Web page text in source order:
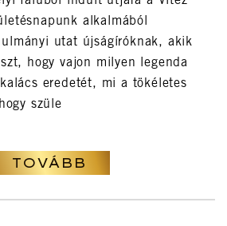
alkalmából
utat újságíróknak, akik
hogy vajon milyen legenda
eredetét, mi a tökéletes
szüle
TOVÁBB